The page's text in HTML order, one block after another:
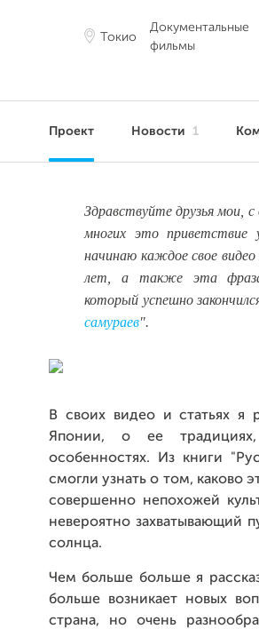
Токио
Документальные
фильмы
Проект Новости 1
Здравствуйте друзья
многих это
начинаю каждое свое
лет, а также эта
который успешно
самураев".
В своих видео и статьях я
Японии, о ее
особенностях. Из книги
смогли узнать о том, каково
совершенно непохожей
невероятно захватывающий
солнца.
Чем больше больше я
больше возникает новых
страна, но очень